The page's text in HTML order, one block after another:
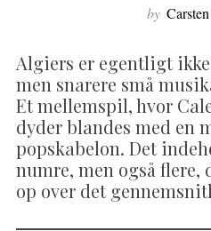
by
Algiers er egentligt
men snarere små
Et mellemspil, hvor
dyder blandes med en
popskabelon. Det
numre, men også
op over det